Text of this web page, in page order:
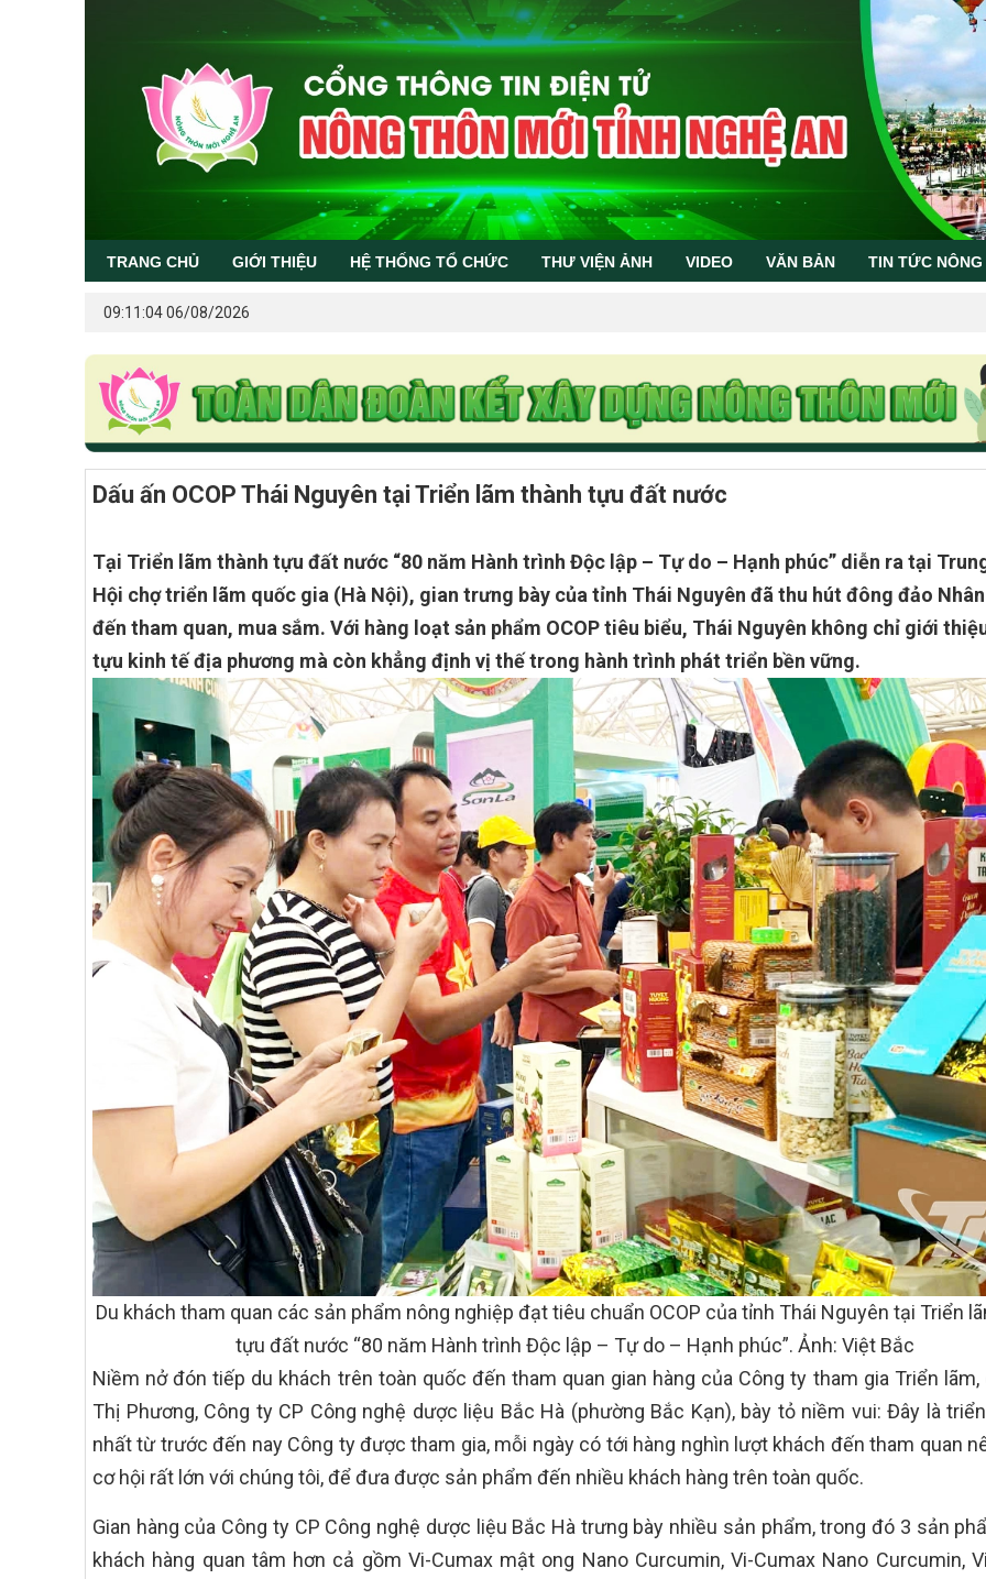
TRANG CHỦ GIỚI THIỆU HỆ THỐNG TỔ CHỨC THƯ VIỆN ẢNH VIDEO VĂN BẢN TIN TỨC
09:11:04 06/08/2026
Dấu ấn OCOP Thái Nguyên tại Triển lãm thành tựu đất nước
Tại Triển lãm thành tựu đất nước “80 năm Hành trình Độc lập – Tự do – Hạnh phúc” diễn ra tại
Hội chợ triển lãm quốc gia (Hà Nội), gian trưng bày của tỉnh Thái Nguyên đã thu hút đông đảo
đến tham quan, mua sắm. Với hàng loạt sản phẩm OCOP tiêu biểu, Thái Nguyên không chỉ giới
tựu kinh tế địa phương mà còn khẳng định vị thế trong hành trình phát triển bền vững.
Du khách tham quan các sản phẩm nông nghiệp đạt tiêu chuẩn OCOP của tỉnh Thái Nguyên tại Triển
tựu đất nước “80 năm Hành trình Độc lập – Tự do – Hạnh phúc”. Ảnh: Việt Bắc
Niềm nở đón tiếp du khách trên toàn quốc đến tham quan gian hàng của Công ty tham gia Triển
Thị Phương, Công ty CP Công nghệ dược liệu Bắc Hà (phường Bắc Kạn), bày tỏ niềm vui: Đây là
nhất từ trước đến nay Công ty được tham gia, mỗi ngày có tới hàng nghìn lượt khách đến tham quan
cơ hội rất lớn với chúng tôi, để đưa được sản phẩm đến nhiều khách hàng trên toàn quốc.
Gian hàng của Công ty CP Công nghệ dược liệu Bắc Hà trưng bày nhiều sản phẩm, trong đó 3 sản
khách hàng quan tâm hơn cả gồm Vi-Cumax mật ong Nano Curcumin, Vi-Cumax Nano Curcumin,